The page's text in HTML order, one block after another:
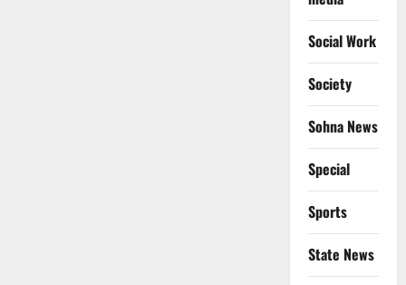
Social Work
Society
Sohna News
Special
Sports
State News